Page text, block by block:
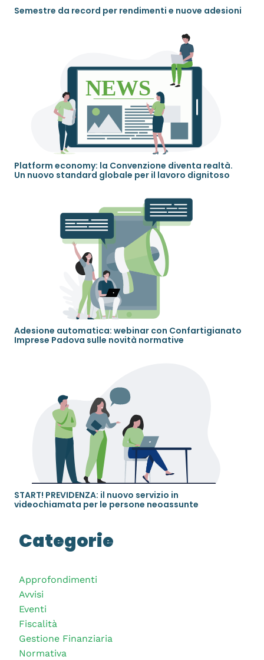
Semestre da record per rendimenti e nuove adesioni
Platform economy: la Convenzione diventa realtà.
Un nuovo standard globale per il lavoro dignitoso
Adesione automatica: webinar con Confartigianato
Imprese Padova sulle novità normative
START! PREVIDENZA: il nuovo servizio in
videochiamata per le persone neoassunte
Categorie
Approfondimenti
Avvisi
Eventi
Fiscalità
Gestione Finanziaria
Normativa